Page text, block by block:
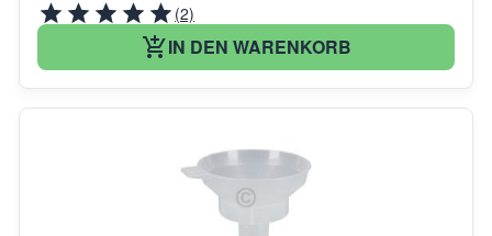
(2)
IN DEN WARENKORB